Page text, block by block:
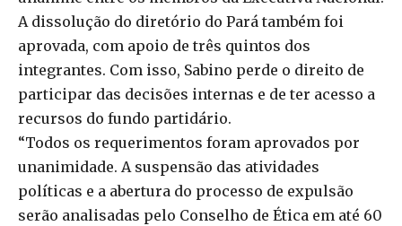
A dissolução do diretório do Pará também foi
aprovada, com apoio de três quintos dos
integrantes. Com isso, Sabino perde o direito de
participar das decisões internas e de ter acesso a
recursos do fundo partidário.
“Todos os requerimentos foram aprovados por
unanimidade. A suspensão das atividades
políticas e a abertura do processo de expulsão
serão analisadas pelo Conselho de Ética em até 60